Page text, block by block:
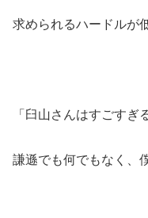
求められるハードルが
「臼山さんはすごすぎ
謙遜でも何でもなく、